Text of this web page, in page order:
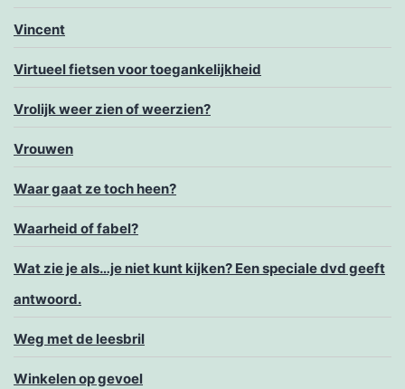
Vincent
Virtueel fietsen voor toegankelijkheid
Vrolijk weer zien of weerzien?
Vrouwen
Waar gaat ze toch heen?
Waarheid of fabel?
Wat zie je als…je niet kunt kijken? Een speciale dvd geeft
antwoord.
Weg met de leesbril
Winkelen op gevoel